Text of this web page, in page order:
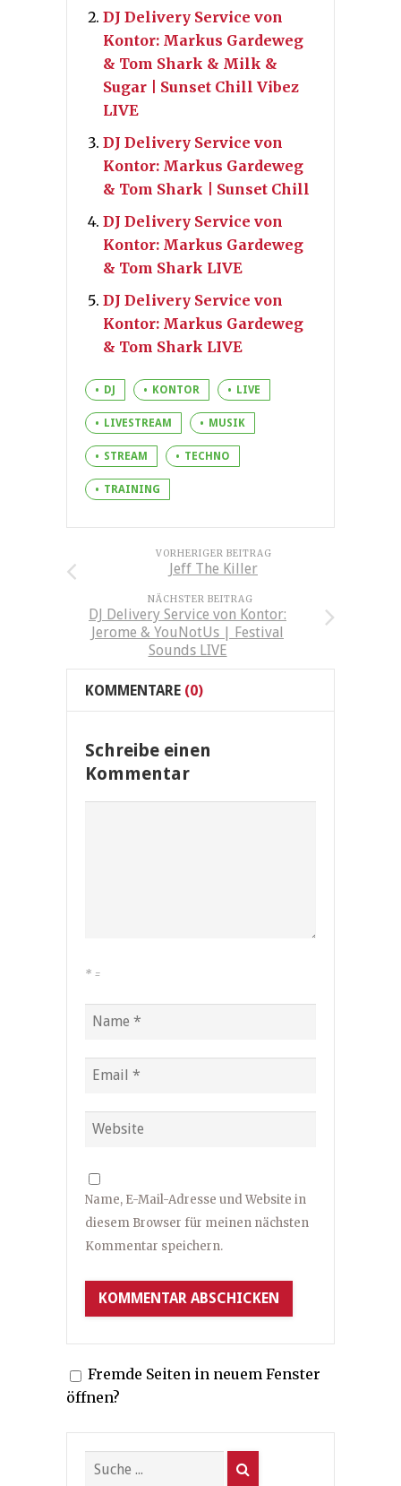
DJ Delivery Service von
Kontor: Markus Gardeweg
& Tom Shark & Milk &
Sugar | Sunset Chill Vibez
LIVE
DJ Delivery Service von
Kontor: Markus Gardeweg
& Tom Shark | Sunset Chill
DJ Delivery Service von
Kontor: Markus Gardeweg
& Tom Shark LIVE
DJ Delivery Service von
Kontor: Markus Gardeweg
& Tom Shark LIVE
DJ KONTOR LIVE
LIVESTREAM MUSIK
STREAM TECHNO
TRAINING
VORHERIGER BEITRAG
Jeff The Killer
NÄCHSTER BEITRAG
DJ Delivery Service von Kontor:
Jerome & YouNotUs | Festival
Sounds LIVE
KOMMENTARE (0)
Schreibe einen
Kommentar
* =
Name, E-Mail-Adresse und Website in
diesem Browser für meinen nächsten
Kommentar speichern.
Fremde Seiten in neuem Fenster
öffnen?